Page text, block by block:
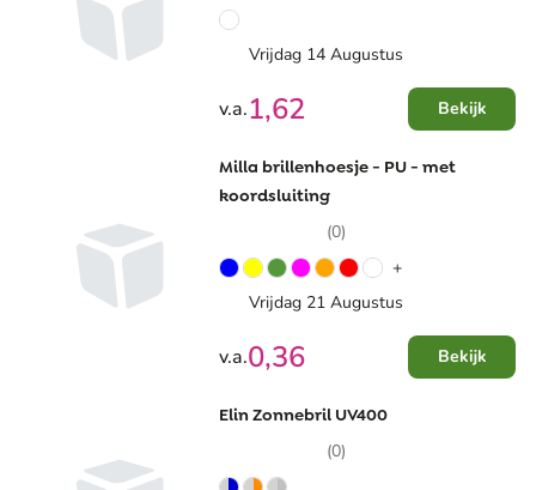
Vrijdag 14 Augustus
v.a.1,62 Bekijk
Milla brillenhoesje - PU - met
koordsluiting
(0)
+
Vrijdag 21 Augustus
v.a.0,36 Bekijk
Elin Zonnebril UV400
(0)